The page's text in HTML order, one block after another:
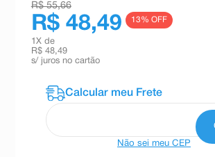
R$ 55,66
R$ 48,49 13% OFF
1 X de
R$ 48,49
s/ juros no cartão
Não sei meu CEP